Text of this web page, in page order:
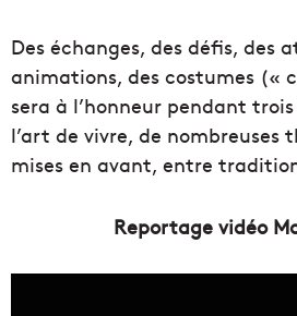
Des échanges, des défis, des
animations, des costumes («
sera à l’honneur pendant
l’art de vivre, de nombreuses
mises en avant, entre
Reportage vidéo